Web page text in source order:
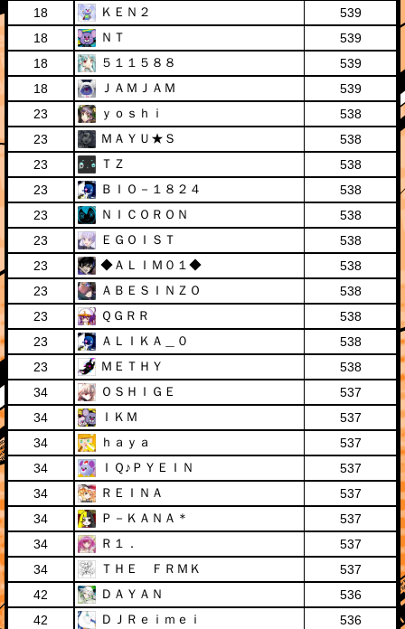
18
ＫＥＮ２
539
18
ＮＴ
539
18
５１１５８８
539
18
ＪＡＭＪＡＭ
539
23
ｙｏｓｈｉ
538
23
ＭＡＹＵ★Ｓ
538
23
ＴＺ
538
23
ＢＩＯ－１８２４
538
23
ＮＩＣＯＲＯＮ
538
23
ＥＧＯＩＳＴ
538
23
◆ＡＬＩＭ０１◆
538
23
ＡＢＥＳＩＮＺＯ
538
23
ＱＧＲＲ
538
23
ＡＬＩＫＡ＿０
538
23
ＭＥＴＨＹ
538
34
ＯＳＨＩＧＥ
537
34
ＩＫＭ
537
34
ｈａｙａ
537
34
ＩＱ♪ＰＹＥＩＮ
537
34
ＲＥＩＮＡ
537
34
Ｐ－ＫＡＮＡ＊
537
34
Ｒ１．
537
34
ＴＨＥ ＦＲＭＫ
537
42
ＤＡＹＡＮ
536
42
ＤＪＲｅｉｍｅｉ
536